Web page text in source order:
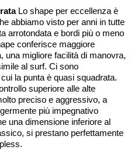
Lo shape per eccellenza è
abbiamo visto per anni in tutte
arrotondata e bordi più o meno
conferisce maggiore
una migliore facilità di manovra,
al surf. Ci sono
la punta è quasi squadrata.
superiore alle alte
preciso e aggressivo, a
più impegnativo
una dimensione inferiore al
si prestano perfettamente